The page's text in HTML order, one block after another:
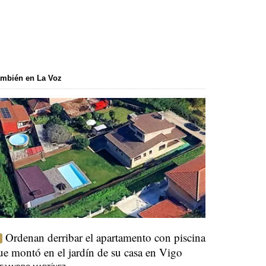
en La Voz
Ordenan derribar el apartamento con piscina
montó en el jardín de su casa en Vigo